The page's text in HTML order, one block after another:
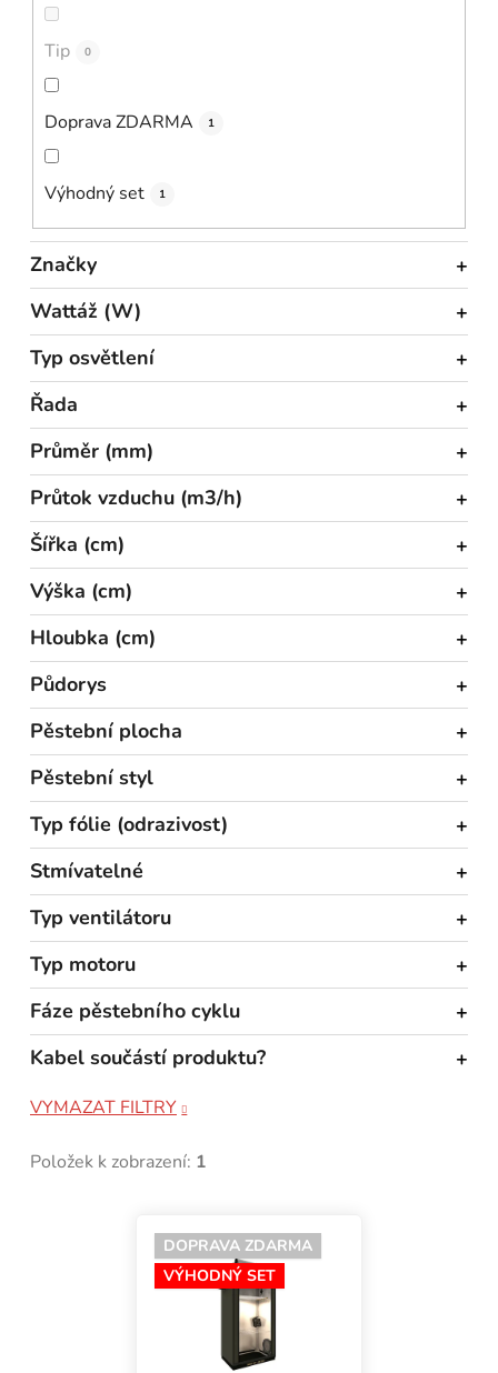
Tip 0
Doprava ZDARMA 1
Výhodný set 1
Značky
Wattáž (W)
Typ osvětlení
Řada
Průměr (mm)
Průtok vzduchu (m3/h)
Šířka (cm)
Výška (cm)
Hloubka (cm)
Půdorys
Pěstební plocha
Pěstební styl
Typ fólie (odrazivost)
Stmívatelné
Typ ventilátoru
Typ motoru
Fáze pěstebního cyklu
Kabel součástí produktu?
VYMAZAT FILTRY
Položek k zobrazení: 1
Výpis produktů
DOPRAVA ZDARMA
VÝHODNÝ SET